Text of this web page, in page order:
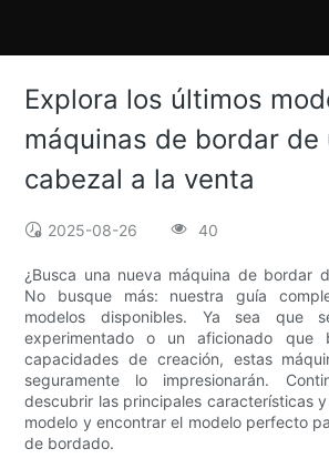
Explora los últimos
máquinas de bordar de
cabezal a la venta
2025-08-26 40
¿Busca una nueva máquina de bordar
No busque más: nuestra guía
modelos disponibles. Ya sea que
experimentado o un aficionado que
capacidades de creación, estas
seguramente lo impresionarán.
descubrir las principales características
modelo y encontrar el modelo perfecto
de bordado.